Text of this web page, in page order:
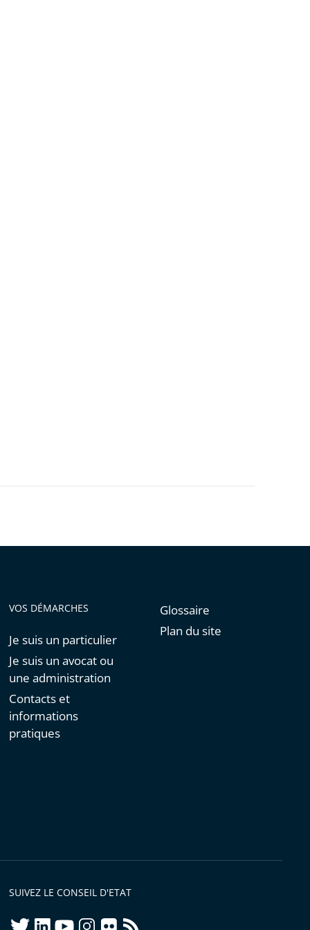
VOS DÉMARCHES
Je suis un particulier
Je suis un avocat ou
une administration
Contacts et
informations
pratiques
Glossaire
Plan du site
SUIVEZ LE CONSEIL D'ETAT
twitterlinkedInyoutubeinstagram
flickrrss